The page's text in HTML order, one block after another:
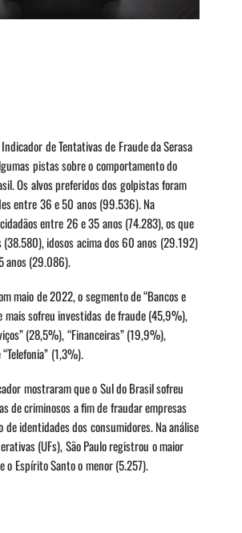
de Tentativas de Fraude da Serasa
pistas sobre o comportamento do
Os alvos preferidos dos golpistas foram
entre 36 e 50 anos (99.536). Na
entre 26 e 35 anos (74.283), os que
idosos acima dos 60 anos (29.192)
anos (29.086).
maio de 2022, o segmento de “Bancos e
mais sofreu investidas de fraude (45,9%),
(28,5%), “Financeiras” (19,9%),
(1,3%).
mostraram que o Sul do Brasil sofreu
de criminosos a fim de fraudar empresas
de identidades dos consumidores. Na análise
(UFs), São Paulo registrou o maior
o Espírito Santo o menor (5.257).